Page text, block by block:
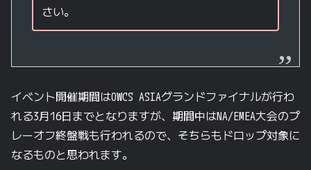
さい。
イベント開催期間はOWCS ASIAグランドファイナルが行わ
れる3月16日までとなりますが、期間中はNA/EMEA大会のプ
レーオフ終盤戦も行われるので、そちらもドロップ対象に
なるものと思われます。